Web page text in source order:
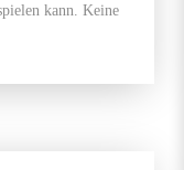
kann. Keine